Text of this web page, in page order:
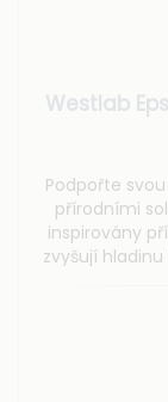
Westlab
Podpořte
přírodními
inspirovány
zvyšují